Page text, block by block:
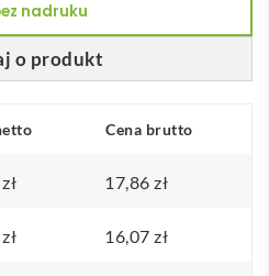
o produkt
nadruku
Cena brutto
zł 17,86 zł
zł 16,07 zł